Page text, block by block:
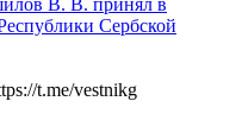
В. В. принял в
Сербской
t.me/vestnikg